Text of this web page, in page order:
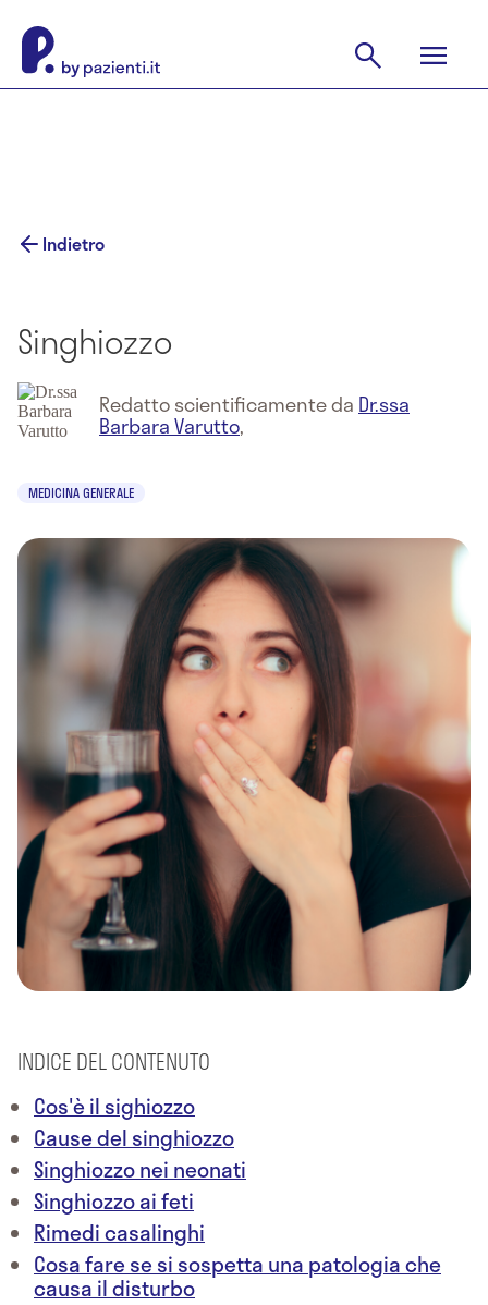
Indietro
Singhiozzo
Redatto scientificamente da Dr.ssa
Barbara Varutto,
MEDICINA GENERALE
INDICE DEL CONTENUTO
Cos'è il sighiozzo
Cause del singhiozzo
Singhiozzo nei neonati
Singhiozzo ai feti
Rimedi casalinghi
Cosa fare se si sospetta una patologia che
causa il disturbo